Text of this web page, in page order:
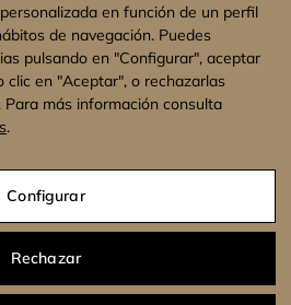
No se enviarán
de Agosto. Muchas
privacidad
en función de un perfil
de navegación. Puedes
pulsando en "Configurar", aceptar
clic en "Aceptar", o rechazarlas
Para más información consulta
.
Configurar
Rechazar